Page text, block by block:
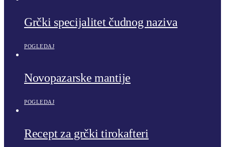
Grčki specijalitet čudnog naziva
POGLEDAJ
Novopazarske mantije
POGLEDAJ
Recept za grčki tirokafteri